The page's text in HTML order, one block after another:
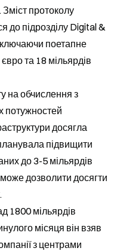
протоколу
до підрозділу Digital &
поетапне
та 18 мільярдів
на обчислення з
потужностей
досягла
підвищити
до 3-5 мільярдів
дозволити досягти
1800 мільярдів
місяця він взяв
з центрами